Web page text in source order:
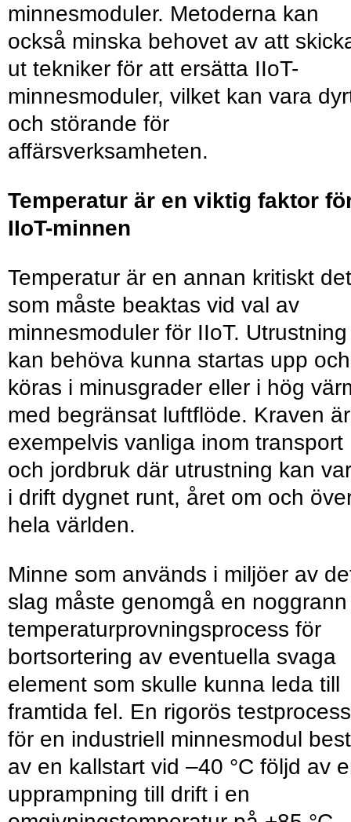
minnesmoduler. Metoderna kan
också minska behovet av att
ut tekniker för att ersätta IIoT-
minnesmoduler, vilket kan vara
och störande för
affärsverksamheten.
Temperatur är en viktig faktor
IIoT-minnen
Temperatur är en annan kritiskt
som måste beaktas vid val av
minnesmoduler för IIoT. Utrustning
kan behöva kunna startas upp och
köras i minusgrader eller i hög
med begränsat luftflöde. Kraven är
exempelvis vanliga inom transport
och jordbruk där utrustning kan
i drift dygnet runt, året om och
hela världen.
Minne som används i miljöer av
slag måste genomgå en noggrann
temperaturprovningsprocess för
bortsortering av eventuella svaga
element som skulle kunna leda till
framtida fel. En rigorös testprocess
för en industriell minnesmodul
av en kallstart vid –40 °C följd av
upprampning till drift i en